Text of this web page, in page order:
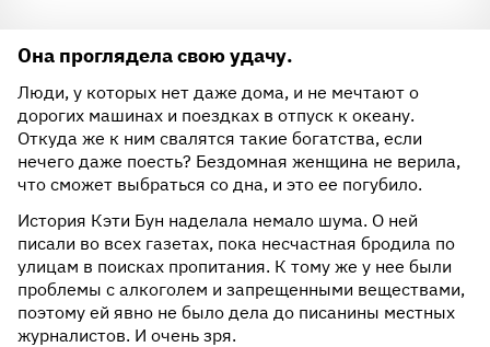
Она проглядела свою удачу.
Люди, у которых нет даже дома, и не мечтают о
дорогих машинах и поездках в отпуск к океану.
Откуда же к ним свалятся такие богатства, если
нечего даже поесть? Бездомная женщина не верила,
что сможет выбраться со дна, и это ее погубило.
История Кэти Бун наделала немало шума. О ней
писали во всех газетах, пока несчастная бродила по
улицам в поисках пропитания. К тому же у нее были
проблемы с алкоголем и запрещенными веществами,
поэтому ей явно не было дела до писанины местных
журналистов. И очень зря.